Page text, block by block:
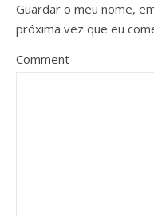
Guardar o meu nome,
próxima vez que eu
Comment